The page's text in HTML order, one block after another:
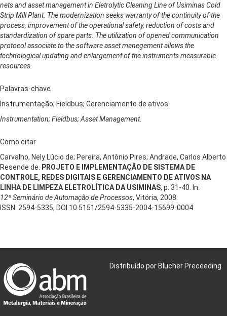
nets and asset management in Eletrolytic Cleaning Line of Usiminas Cold
Strip Mill Plant. The modernization seeks warranty of the continuity of the
process, improvement of the operational safety, reduction of costs and
standardization of spare parts. The utilization of opened communication
protocol associate to the software asset manegement allows the
technological updating and enlargement of the instruments measurable
resources.
Palavras-chave
Instrumentação; Fieldbus; Gerenciamento de ativos.
Instrumentation; Fieldbus; Asset Management.
Como citar
Carvalho, Nely Lúcio de; Pereira, Antônio Pires; Andrade, Carlos Alberto
Resende de.
PROJETO E IMPLEMENTAÇÃO DE SISTEMA DE
CONTROLE, REDES DIGITAIS E GERENCIAMENTO DE ATIVOS NA
LINHA DE LIMPEZA ELETROLÍTICA DA USIMINAS, p. 31-40. In:
12º Seminário de Automação de Processos, Vitória, 2008.
ISSN: 2594-5335, DOI 10.5151/2594-5335-2004-15699-0004
Distribuído por Blucher Preceeding